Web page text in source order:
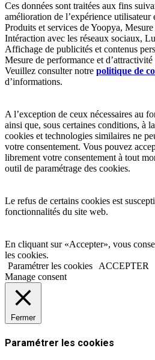
Ces données sont traitées aux fins
amélioration de l’expérience utilisateur
Produits et services de Yoopya, Mesure
Intéraction avec les réseaux sociaux,
Affichage de publicités et contenus
Mesure de performance et
Veuillez consulter notre politique de
d’informations.
A l’exception de ceux nécessaires au
ainsi que, sous certaines conditions, à
cookies et technologies similaires ne
votre consentement. Vous pouvez
librement votre consentement à tout
outil de paramétrage des cookies.
Le refus de certains cookies est
fonctionnalités du site web.
En cliquant sur «Accepter», vous
les cookies.
Paramétrer les cookies
ACCEPTER
Manage consent
Fermer
Paramétrer les cookies